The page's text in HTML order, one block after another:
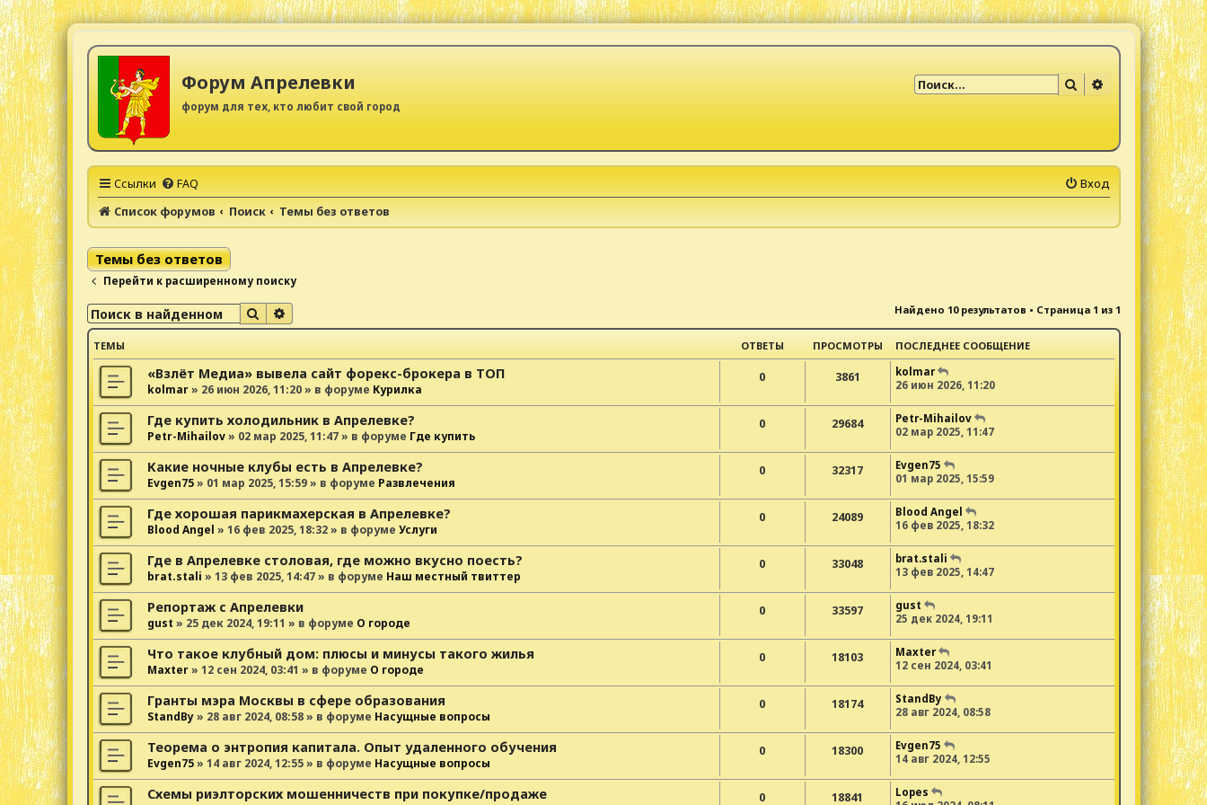
Форум Апрелевки
форум для тех, кто любит свой город
Поиск Расширенный
Ссылки FAQ
Вход
Список форумов
Поиск Темы без ответов
Темы без ответов
Перейти к расширенному поиску
Поиск Найдено 10 результатов • Страница 1 из 1
ТЕМЫ ОТВЕТЫ ПРОСМОТРЫ ПОСЛЕДНЕЕ СООБЩЕНИЕ
«Взлёт Медиа» вывела сайт форекс-брокера в ТОП
kolmar» 26 июн 2026, 11:20» в форуме Курилка
0 3861
kolmar
26 июн 2026, 11:20
Где купить холодильник в Апрелевке?
Petr-Mihailov» 02 мар 2025, 11:47» в форуме Где купить
0 29684
Petr-Mihailov
02 мар 2025, 11:47
Какие ночные клубы есть в Апрелевке?
Evgen75» 01 мар 2025, 15:59» в форуме Развлечения
0 32317
Evgen75
01 мар 2025, 15:59
Где хорошая парикмахерская в Апрелевке?
Blood Angel » 16 фев 2025, 18:32» в форуме Услуги
0 24089
Blood Angel
16 фев 2025, 18:32
Где в Апрелевке столовая, где можно вкусно поесть?
brat.stali » 13 фев 2025, 14:47» в форуме Наш местный твиттер
0 33048
brat.stali
13 фев 2025, 14:47
Репортаж с Апрелевки
gust » 25 дек 2024, 19:11 » в форуме О городе
0 33597
gust
25 дек 2024, 19:11
Что такое клубный дом: плюсы и минусы такого жилья
Maxter» 12 сен 2024, 03:41 » в форуме О городе
0 18103
Maxter
12 сен 2024, 03:41
Гранты мэра Москвы в сфере образования
StandBy» 28 авг 2024, 08:58» в форуме Насущные вопросы
0 18174
StandBy
28 авг 2024, 08:58
Теорема о энтропия капитала. Опыт удаленного обучения
Evgen75» 14 авг 2024, 12:55» в форуме Насущные вопросы
0 18300
Evgen75
14 авг 2024, 12:55
Схемы риэлторских мошенничеств при покупке/продаже 0 18841
Lopes